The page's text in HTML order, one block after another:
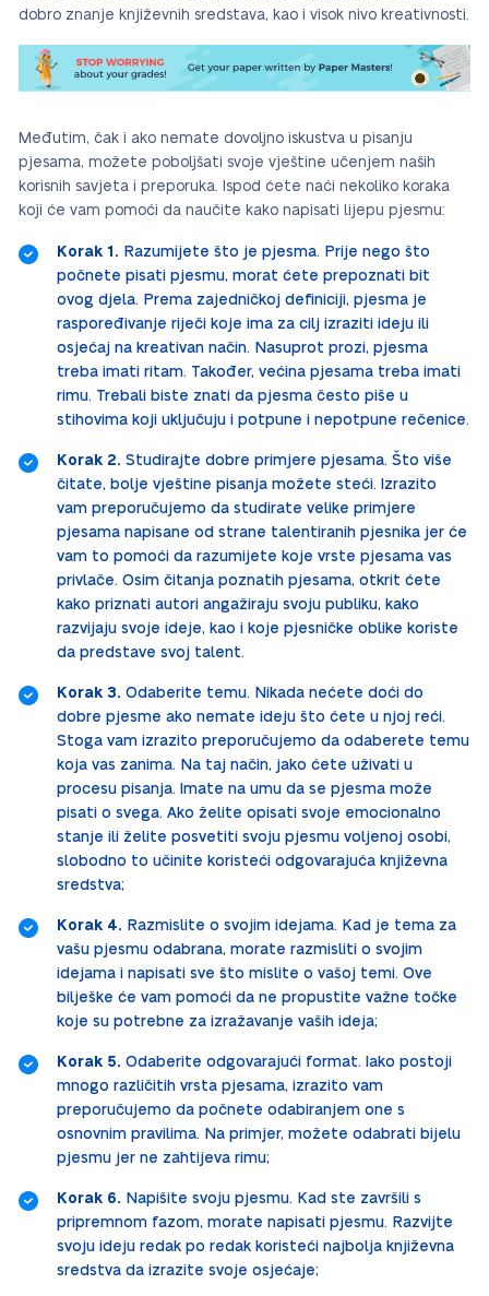
dobro znanje književnih sredstava, kao i visok nivo kreativnosti.
Međutim, čak i ako nemate dovoljno iskustva u pisanju
pjesama, možete poboljšati svoje vještine učenjem naših
korisnih savjeta i preporuka. Ispod ćete naći nekoliko koraka
koji će vam pomoći da naučite kako napisati lijepu pjesmu:
Korak 1. Razumijete što je pjesma. Prije nego što
počnete pisati pjesmu, morat ćete prepoznati bit
ovog djela. Prema zajedničkoj definiciji, pjesma je
raspoređivanje riječi koje ima za cilj izraziti ideju ili
osjećaj na kreativan način. Nasuprot prozi, pjesma
treba imati ritam. Također, većina pjesama treba imati
rimu. Trebali biste znati da pjesma često piše u
stihovima koji uključuju i potpune i nepotpune rečenice.
Korak 2. Studirajte dobre primjere pjesama. Što više
čitate, bolje vještine pisanja možete steći. Izrazito
vam preporučujemo da studirate velike primjere
pjesama napisane od strane talentiranih pjesnika jer će
vam to pomoći da razumijete koje vrste pjesama vas
privlače. Osim čitanja poznatih pjesama, otkrit ćete
kako priznati autori angažiraju svoju publiku, kako
razvijaju svoje ideje, kao i koje pjesničke oblike koriste
da predstave svoj talent.
Korak 3. Odaberite temu. Nikada nećete doći do
dobre pjesme ako nemate ideju što ćete u njoj reći.
Stoga vam izrazito preporučujemo da odaberete temu
koja vas zanima. Na taj način, jako ćete uživati u
procesu pisanja. Imate na umu da se pjesma može
pisati o svega. Ako želite opisati svoje emocionalno
stanje ili želite posvetiti svoju pjesmu voljenoj osobi,
slobodno to učinite koristeći odgovarajuća književna
sredstva;
Korak 4. Razmislite o svojim idejama. Kad je tema za
vašu pjesmu odabrana, morate razmisliti o svojim
idejama i napisati sve što mislite o vašoj temi. Ove
bilješke će vam pomoći da ne propustite važne točke
koje su potrebne za izražavanje vaših ideja;
Korak 5. Odaberite odgovarajući format. Iako postoji
mnogo različitih vrsta pjesama, izrazito vam
preporučujemo da počnete odabiranjem one s
osnovnim pravilima. Na primjer, možete odabrati bijelu
pjesmu jer ne zahtijeva rimu;
Korak 6. Napišite svoju pjesmu. Kad ste završili s
pripremnom fazom, morate napisati pjesmu. Razvijte
svoju ideju redak po redak koristeći najbolja književna
sredstva da izrazite svoje osjećaje;